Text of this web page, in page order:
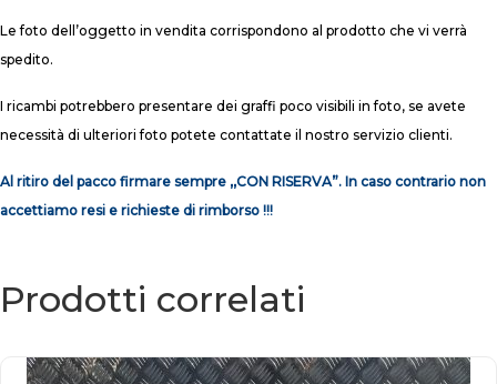
Le foto dell’oggetto in vendita corrispondono al prodotto che vi verrà
spedito.
I ricambi potrebbero presentare dei graffi poco visibili in foto, se avete
necessità di ulteriori foto potete contattate il nostro servizio clienti.
Al ritiro del pacco firmare sempre ,,CON RISERVA”. In caso contrario non
accettiamo resi e richieste di rimborso !!!
Prodotti correlati